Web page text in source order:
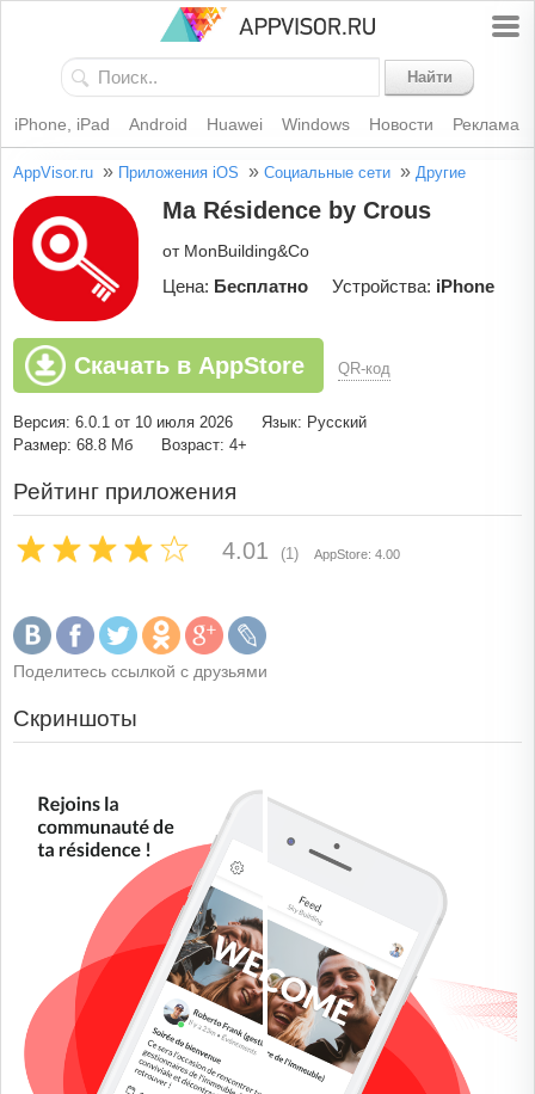
Найти
iPhone, iPad Android Huawei Windows Новости Реклама
AppVisor.ru » Приложения iOS » Социальные сети » Другие
Ma Résidence by Crous
от MonBuilding&Co
Цена: Бесплатно Устройства: iPhone
Скачать в AppStore QR-код
Версия: 6.0.1 от 10 июля 2026
Язык: Русский
Размер: 68.8 Мб
Возраст: 4+
Рейтинг приложения
4.01 (1) AppStore: 4.00
Поделитесь ссылкой с друзьями
Скриншоты